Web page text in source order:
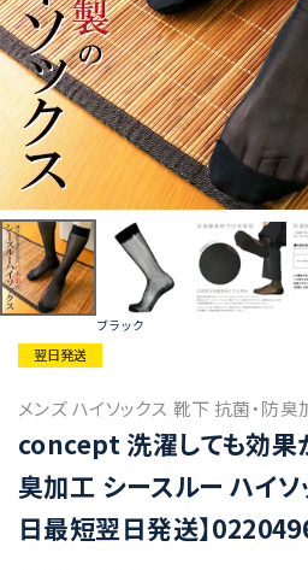
ブラック
翌日発送
メンズ ハイソックス 靴下 抗菌・防臭
concept 洗濯しても効果
臭加工 シースルー ハイソ
日最短翌日発送】